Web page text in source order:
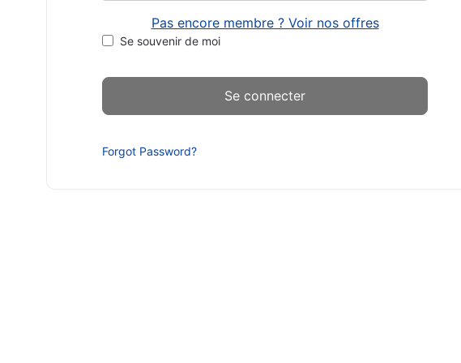
Pas encore membre ? Voir nos offres
Se souvenir de moi
Forgot Password?